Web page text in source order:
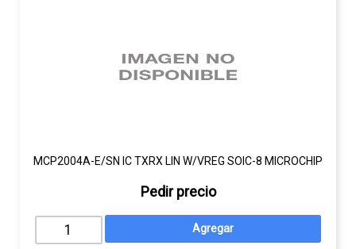
MCP2004A-E/SN IC TXRX LIN W/VREG SOIC-8 MICROCHIP
Pedir precio